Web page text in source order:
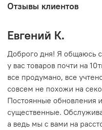
Отзывы клиентов
Евгений К.
Доброго дня! Я общаюсь
у вас товаров почти на
все продумано, все
совсем не похожи на
Постоянные обновления
существенные.
а ведь мы с вами на